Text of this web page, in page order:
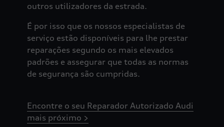
outros utilizadores da estrada.
É por isso que os nossos especialistas de
serviço estão disponíveis para lhe prestar
reparações segundo os mais elevados
padrões e assegurar que todas as normas
de segurança são cumpridas.
Encontre o seu Reparador Autorizado Audi
mais próximo >